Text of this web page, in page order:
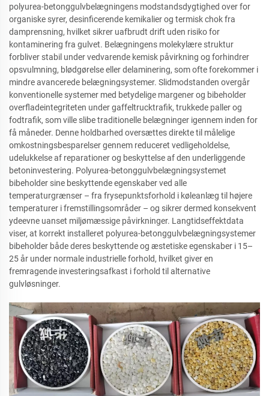
polyurea-betonggulvbelægningens modstandsdygtighed over for
organiske syrer, desinficerende kemikalier og termisk chok fra
damprensning, hvilket sikrer uafbrudt drift uden risiko for
kontaminering fra gulvet. Belægningens molekylære struktur
forbliver stabil under vedvarende kemisk påvirkning og forhindrer
opsvulmning, blødgørelse eller delaminering, som ofte forekommer i
mindre avancerede belægningsystemer. Slidmodstanden overgår
konventionelle systemer med betydelige margener og bibeholder
overfladeintegriteten under gaffeltrucktrafik, trukkede paller og
fodtrafik, som ville slibe traditionelle belægninger igennem inden for
få måneder. Denne holdbarhed oversættes direkte til målelige
omkostningsbesparelser gennem reduceret vedligeholdelse,
udelukkelse af reparationer og beskyttelse af den underliggende
betoninvestering. Polyurea-betonggulvbelægningsystemet
bibeholder sine beskyttende egenskaber ved alle
temperaturgrænser – fra frysepunktsforhold i køleanlæg til højere
temperaturer i fremstillingsområder – og sikrer dermed konsekvent
ydeevne uanset miljømæssige påvirkninger. Langtidseffektdata
viser, at korrekt installeret polyurea-betonggulvbelægningsystemer
bibeholder både deres beskyttende og æstetiske egenskaber i 15–
25 år under normale industrielle forhold, hvilket giver en
fremragende investeringsafkast i forhold til alternative
gulvløsninger.